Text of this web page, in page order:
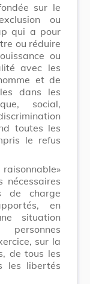
sur le
ou
qui a pour
ou réduire
ou
avec les
et de
dans les
social,
toutes les
le refus
nécessaires
de charge
en
situation
sur la
de tous les
les libertés